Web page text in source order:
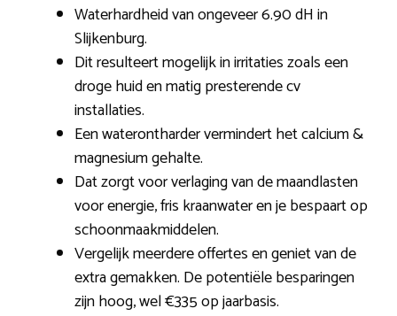
Waterhardheid van ongeveer 6.90 dH in
Slijkenburg.
Dit resulteert mogelijk in irritaties zoals een
droge huid en matig presterende cv
installaties.
Een waterontharder vermindert het calcium &
magnesium gehalte.
Dat zorgt voor verlaging van de maandlasten
voor energie, fris kraanwater en je bespaart op
schoonmaakmiddelen.
Vergelijk meerdere offertes en geniet van de
extra gemakken. De potentiële besparingen
zijn hoog, wel €335 op jaarbasis.